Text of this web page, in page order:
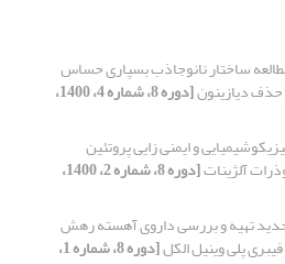
ساختار نانو‌جاذب بسپاری حساس
حذف دیازینون [دوره 8، شماره 4، 1400،
و ایمنی زایی پروتئین
[دوره 8، شماره 2، 1400،
تهیه و بررسی داروی آهسته رهش
پلی وینیل الکل [دوره 8، شماره 1،